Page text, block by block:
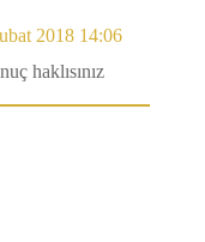
2018 14:06
haklısınız